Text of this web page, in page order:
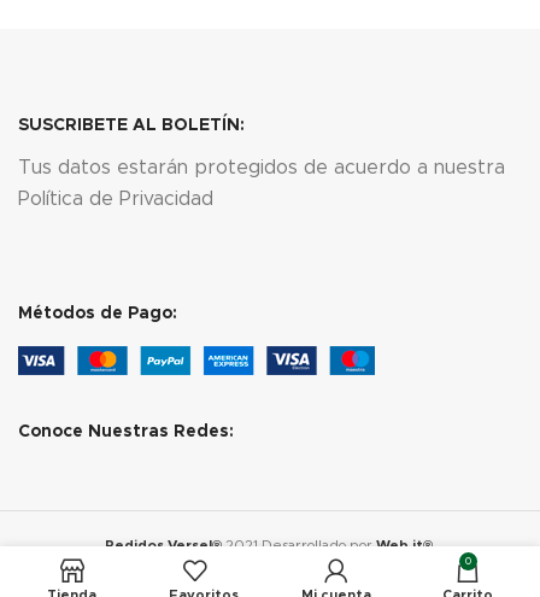
SUSCRIBETE AL BOLETÍN:
Tus datos estarán protegidos de acuerdo a nuestra
Política de Privacidad
Métodos de Pago:
Conoce Nuestras Redes:
Pedidos Versel® 2021 Desarrollado por Web.it®.
0